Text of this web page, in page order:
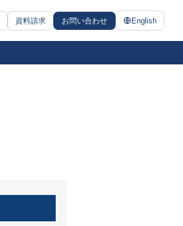
資料請求 お問い合わせ English